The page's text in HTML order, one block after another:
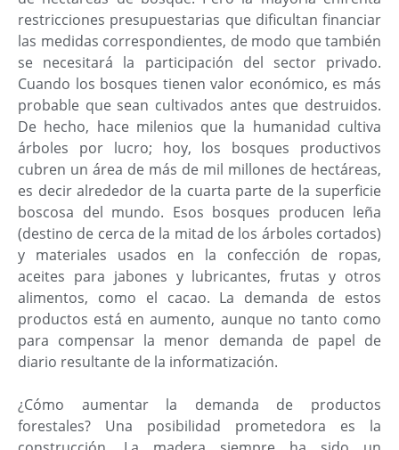
restricciones presupuestarias que dificultan financiar
las medidas correspondientes, de modo que también
se necesitará la participación del sector privado.
Cuando los bosques tienen valor económico, es más
probable que sean cultivados antes que destruidos.
De hecho, hace milenios que la humanidad cultiva
árboles por lucro; hoy, los bosques productivos
cubren un área de más de mil millones de hectáreas,
es decir alrededor de la cuarta parte de la superficie
boscosa del mundo. Esos bosques producen leña
(destino de cerca de la mitad de los árboles cortados)
y materiales usados en la confección de ropas,
aceites para jabones y lubricantes, frutas y otros
alimentos, como el cacao. La demanda de estos
productos está en aumento, aunque no tanto como
para compensar la menor demanda de papel de
diario resultante de la informatización.
¿Cómo aumentar la demanda de productos
forestales? Una posibilidad prometedora es la